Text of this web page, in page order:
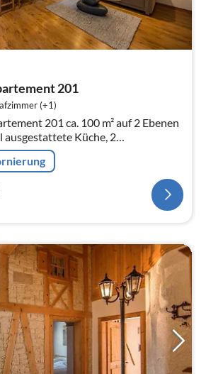
201
(+1)
201 ca. 100 m² auf 2 Ebenen
ausgestattete Küche, 2
Essbereich mit Schlafcouch, 1
WC, 1 Badezim...